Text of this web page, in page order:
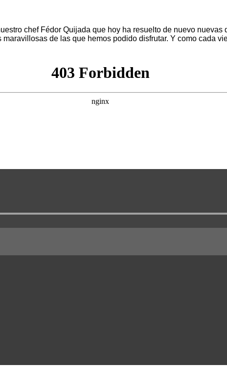
chef Fédor Quijada que hoy ha resuelto de nuevo
de las que hemos podido disfrutar. Y como cada